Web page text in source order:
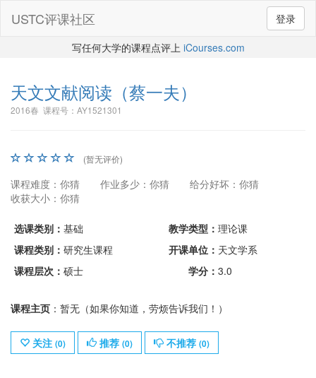
登录
USTC评课社区
写任何大学的课程点评上 iCourses.com
天文文献阅读 （蔡一夫）
2016春 课程号：AY1521301
(暂无评价)
课程难度：你猜 作业多少：你猜
给分好坏：你猜
收获大小：你猜
选课类别： 基础 教学类型： 理论课
课程类别： 研究生课程 开课单位： 天文学系
课程层次： 硕士 学分： 3.0
课程主页 ：暂无（如果你知道，劳烦告诉我们！）
关注 (0) 推荐 (0) 不推荐 (0)